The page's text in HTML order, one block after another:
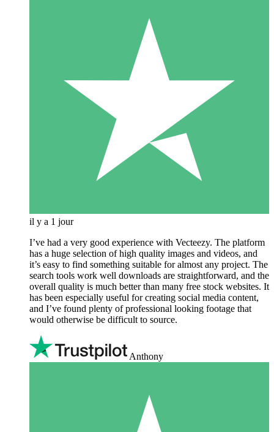
il y a 1 jour
I’ve had a very good experience with Vecteezy. The platform
has a huge selection of high quality images and videos, and
it’s easy to find something suitable for almost any project. The
search tools work well downloads are straightforward, and the
overall quality is much better than many free stock websites. It
has been especially useful for creating social media content,
and I’ve found plenty of professional looking footage that
would otherwise be difficult to source.
Anthony